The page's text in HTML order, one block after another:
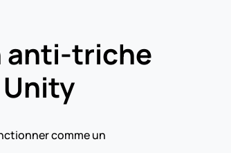
anti-triche
comme un